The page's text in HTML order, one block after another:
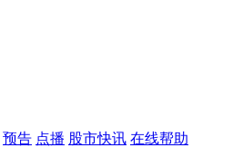
预告 点播 股市快讯 在线帮助